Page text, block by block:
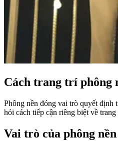
Cách trang trí phông
Phông nền đóng vai trò quyết định
hỏi cách tiếp cận riêng biệt về
Vai trò của phông